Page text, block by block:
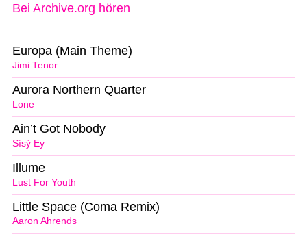
Bei Archive.org hören
Jimi Tenor
Europa (Main Theme)
Lone
Aurora Northern Quarter
Sísý Ey
Ain’t Got Nobody
Lust For Youth
Illume
Aaron Ahrends
Little Space (Coma Remix)